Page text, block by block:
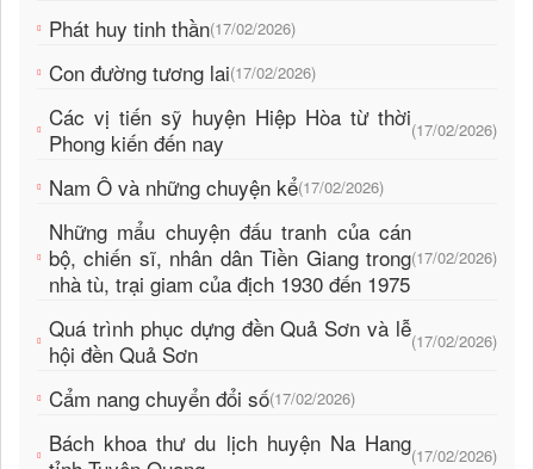
Phát huy tinh thần(17/02/2026)
Con đường tương lai(17/02/2026)
Các vị tiến sỹ huyện Hiệp Hòa từ thời
Phong kiến đến nay
(17/02/2026)
Nam Ô và những chuyện kể(17/02/2026)
Những mẩu chuyện đấu tranh của cán
bộ, chiến sĩ, nhân dân Tiền Giang trong
nhà tù, trại giam của địch 1930 đến 1975
(17/02/2026)
Quá trình phục dựng đền Quả Sơn và lễ
hội đền Quả Sơn
(17/02/2026)
Cẩm nang chuyển đổi số(17/02/2026)
Bách khoa thư du lịch huyện Na Hang(17/02/2026)